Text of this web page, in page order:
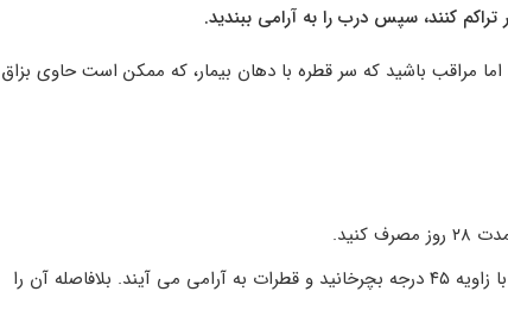
اما مراقب باشید که سر قطره با دهان بیمار، که ممکن است حاوی بزاق
قبل از استفاده قطره Reuteflor را به خوبی تکان دهید. بطری را وارونه یا با زاویه ۴۵ درجه بچرخانید و قطرات به آرامی می آیند. بلافاصله آن را